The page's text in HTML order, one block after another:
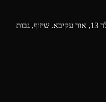
קבעי תור באודל קוסמטיקס — רוטשילד 13, אור עקיבא. שיזוף, גבות